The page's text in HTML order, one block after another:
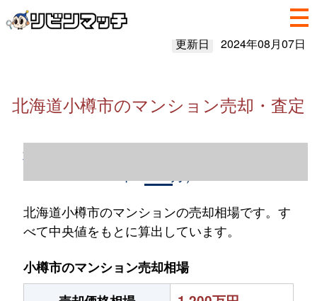
更新日 2024年08月07日
北海道小樽市のマンション売却・査定
北海道小樽市のマンション売却情報（2023
北海道小樽市のマンションの売却相場です。す
べて中央値をもとに算出しています。
小樽市のマンション売却相場